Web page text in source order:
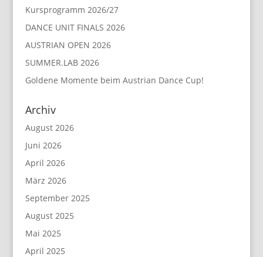
Kursprogramm 2026/27
DANCE UNIT FINALS 2026
AUSTRIAN OPEN 2026
SUMMER.LAB 2026
Goldene Momente beim Austrian Dance Cup!
Archiv
August 2026
Juni 2026
April 2026
März 2026
September 2025
August 2025
Mai 2025
April 2025